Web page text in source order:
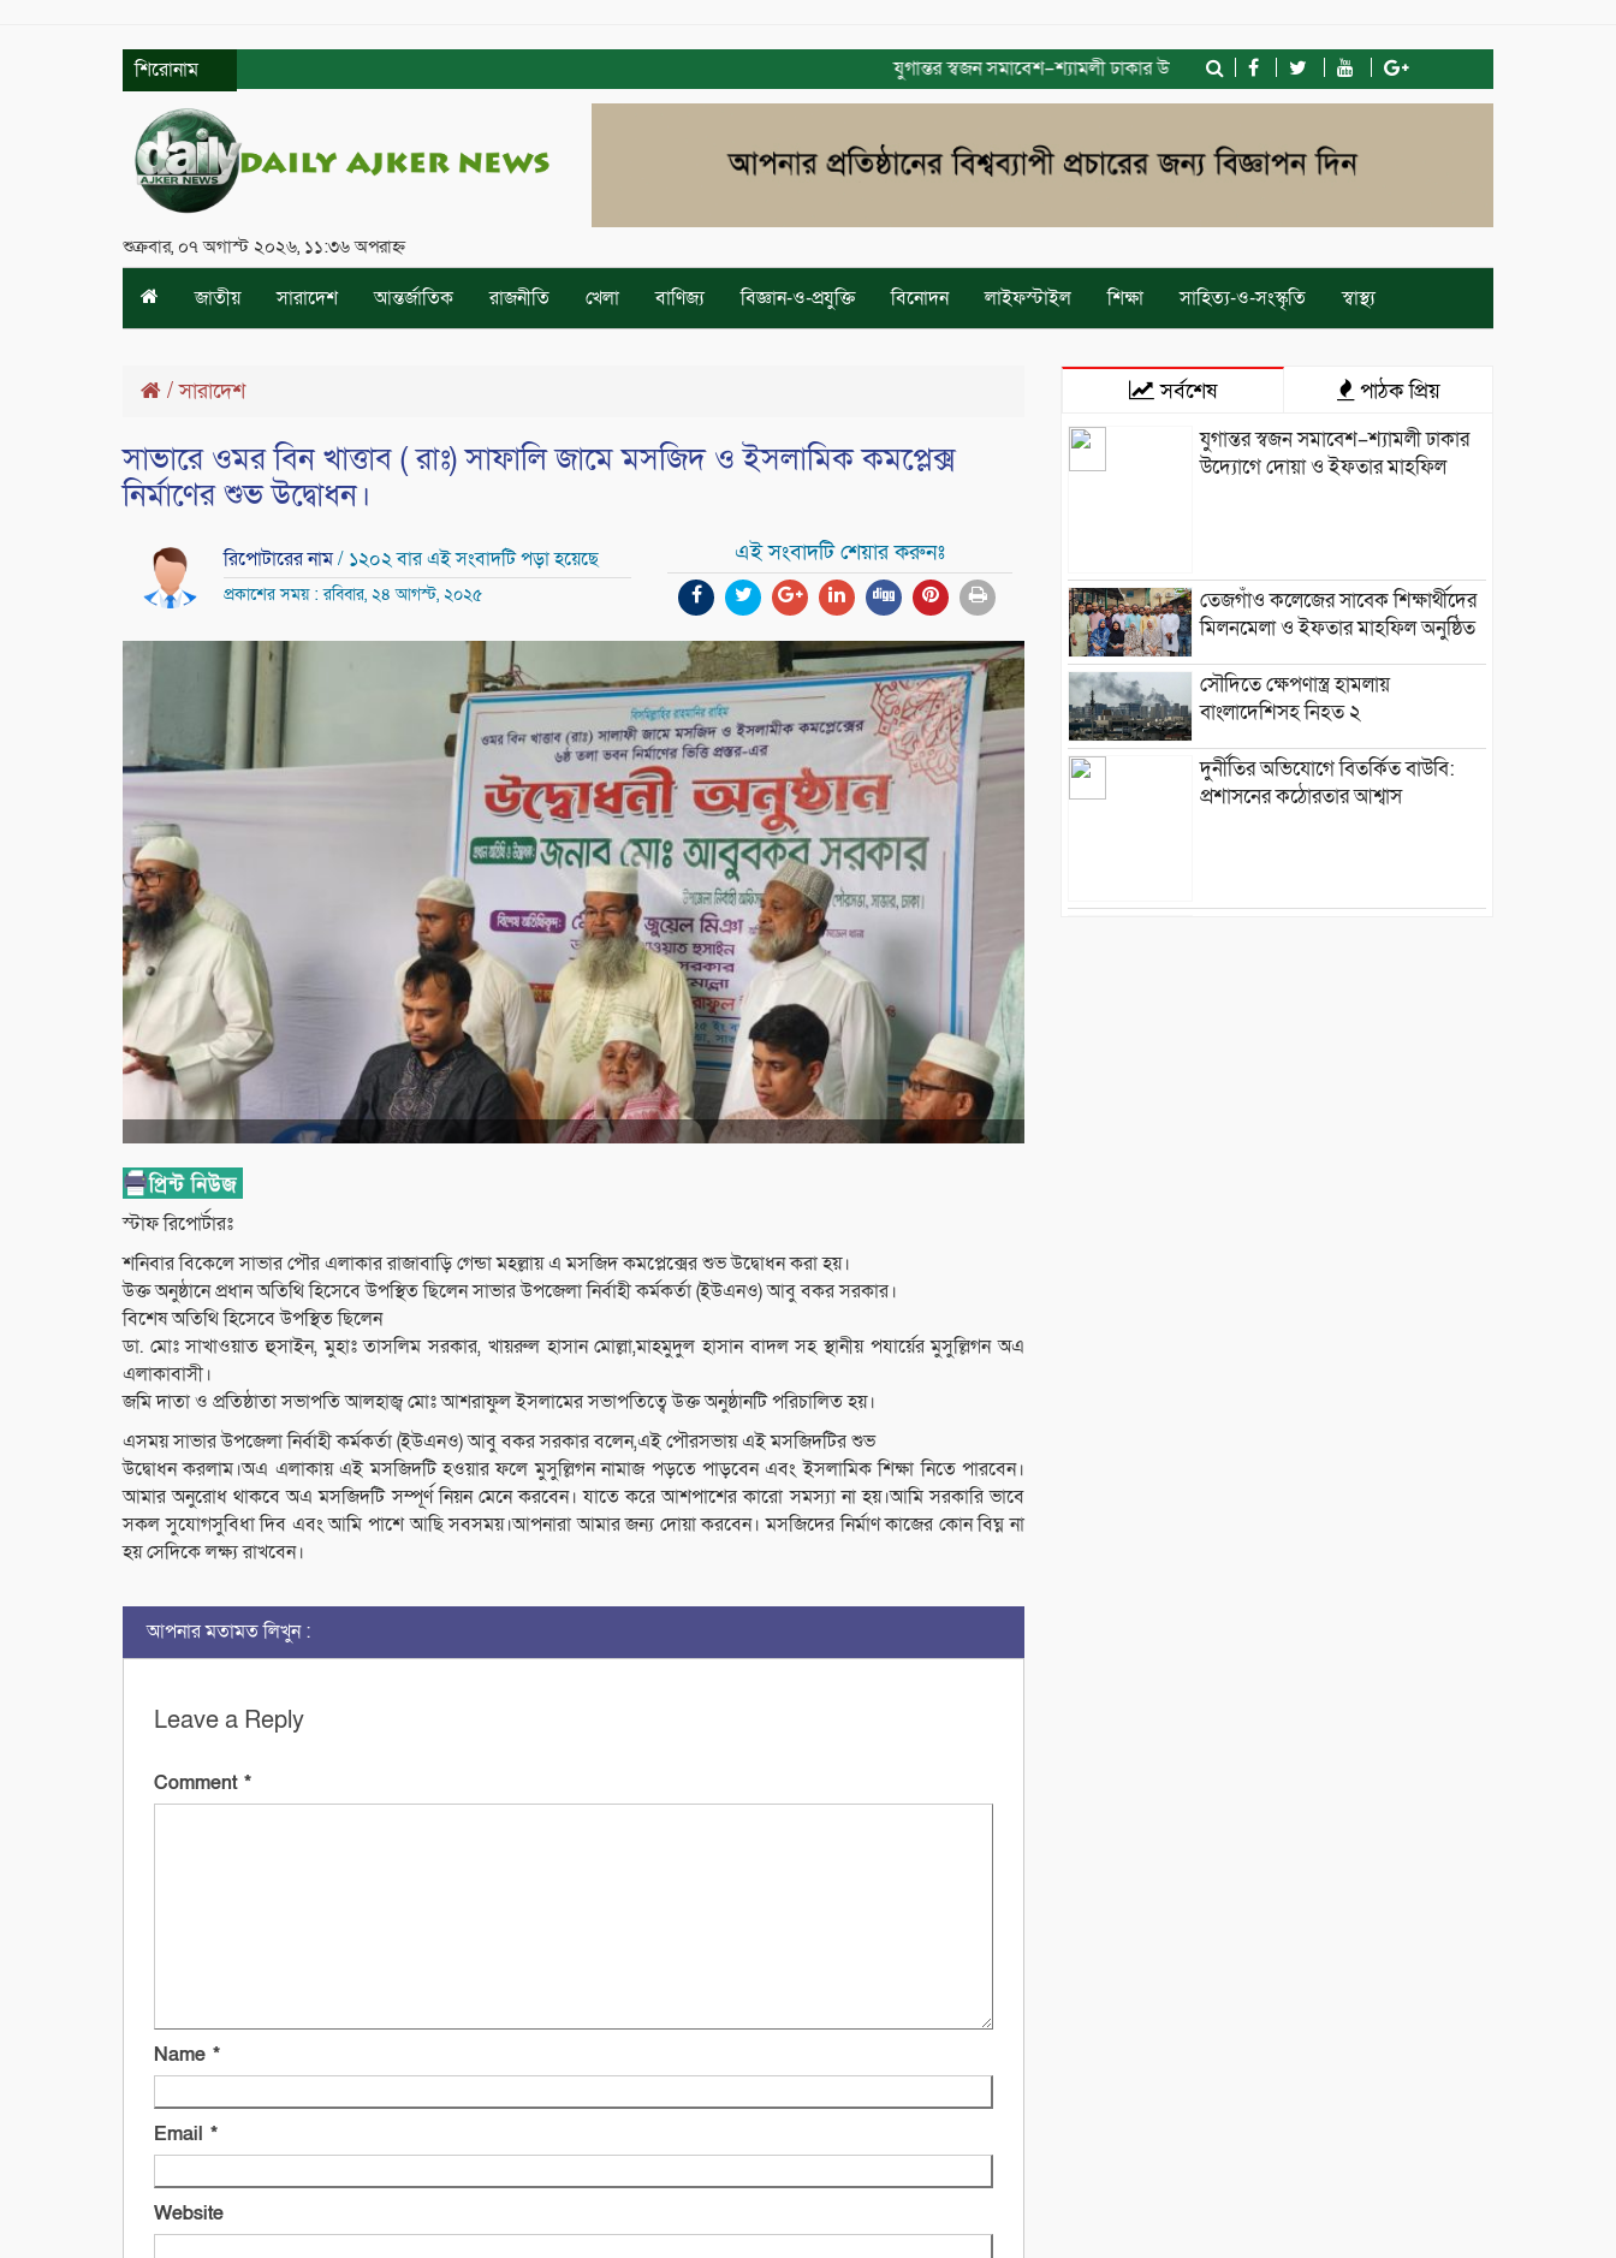
শিরোনাম যুগান্তর স্বজন সমাবেশ–শ্যামলী ঢাকার উদ্যোগে দোয়া ও ইফতার মাহফিল তেজগাঁও কলেজের সাবেক
শুক্রবার, ০৭ অগাস্ট ২০২৬, ১১:৩৬ অপরাহ্ন
জাতীয় সারাদেশ আন্তর্জাতিক রাজনীতি খেলা বাণিজ্য বিজ্ঞান-ও-প্রযুক্তি বিনোদন লাইফস্টাইল শিক্ষা সাহিত্য-ও-সংস্কৃতি স্বাস্থ্য
/সারাদেশ
সাভারে ওমর বিন খাত্তাব ( রাঃ) সাফালি জামে মসজিদ ও ইসলামিক কমপ্লেক্স
নির্মাণের শুভ উদ্বোধন।
রিপোটারের নাম/ ১২০২ বার এই সংবাদটি পড়া হয়েছে
প্রকাশের সময় : রবিবার, ২৪ আগস্ট, ২০২৫
এই সংবাদটি শেয়ার করুনঃ
স্টাফ রিপোর্টারঃ
শনিবার বিকেলে সাভার পৌর এলাকার রাজাবাড়ি গেন্ডা মহল্লায় এ মসজিদ কমপ্লেক্সের শুভ উদ্বোধন করা হয়।
উক্ত অনুষ্ঠানে প্রধান অতিথি হিসেবে উপস্থিত ছিলেন সাভার উপজেলা নির্বাহী কর্মকর্তা (ইউএনও) আবু বকর সরকার।
বিশেষ অতিথি হিসেবে উপস্থিত ছিলেন
ডা. মোঃ সাখাওয়াত হুসাইন, মুহাঃ তাসলিম সরকার, খায়রুল হাসান মোল্লা,মাহমুদুল হাসান বাদল সহ স্থানীয় পযার্য়ের মুসুল্লিগন অএ
এলাকাবাসী।
জমি দাতা ও প্রতিষ্ঠাতা সভাপতি আলহাজ্ব মোঃ আশরাফুল ইসলামের সভাপতিত্বে উক্ত অনুষ্ঠানটি পরিচালিত হয়।
এসময় সাভার উপজেলা নির্বাহী কর্মকর্তা (ইউএনও) আবু বকর সরকার বলেন,এই পৌরসভায় এই মসজিদটির শুভ
উদ্বোধন করলাম।অএ এলাকায় এই মসজিদটি হওয়ার ফলে মুসুল্লিগন নামাজ পড়তে পাড়বেন এবং ইসলামিক শিক্ষা নিতে পারবেন।
আমার অনুরোধ থাকবে অএ মসজিদটি সম্পূর্ণ নিয়ন মেনে করবেন। যাতে করে আশপাশের কারো সমস্যা না হয়।আমি সরকারি ভাবে
সকল সুযোগসুবিধা দিব এবং আমি পাশে আছি সবসময়।আপনারা আমার জন্য দোয়া করবেন। মসজিদের নির্মাণ কাজের কোন বিঘ্ন না
হয় সেদিকে লক্ষ্য রাখবেন।
আপনার মতামত লিখুন :
Leave a Reply
Comment *
Name *
Email *
Website
সর্বশেষ পাঠক প্রিয়
যুগান্তর স্বজন সমাবেশ–শ্যামলী ঢাকার
উদ্যোগে দোয়া ও ইফতার মাহফিল
তেজগাঁও কলেজের সাবেক শিক্ষার্থীদের
মিলনমেলা ও ইফতার মাহফিল অনুষ্ঠিত
সৌদিতে ক্ষেপণাস্ত্র হামলায়
বাংলাদেশিসহ নিহত ২
দুর্নীতির অভিযোগে বিতর্কিত বাউবি:
প্রশাসনের কঠোরতার আশ্বাস